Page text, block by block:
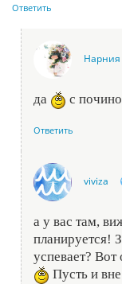
Ответить
Нарния
да с
Ответить
viviza
а у вас там,
планируется!
успевает? Вот
Пусть и